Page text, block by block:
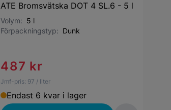
ATE Bromsvätska DOT 4 SL.6 - 5 l
Volym: 5 l
Förpackningstyp: Dunk
487 kr
Jmf-pris: 97 / liter
Endast 6 kvar i lager